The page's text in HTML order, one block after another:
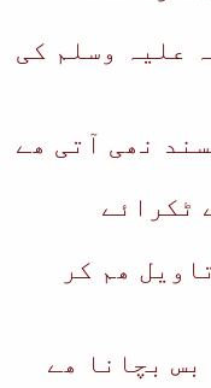
علیہ وسلم کی
نھی آتی ھے
ٹکرائے
ھم کر
بس بچانا ھے